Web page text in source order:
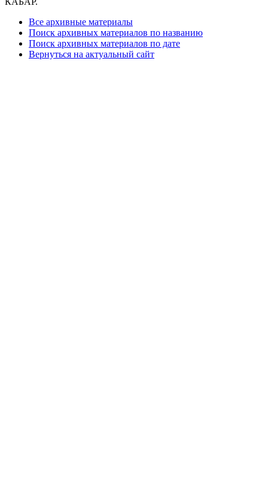
Все архивные материалы
Поиск архивных материалов по названию
Поиск архивных материалов по дате
Вернуться на актуальный сайт